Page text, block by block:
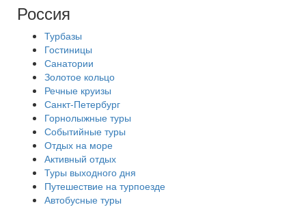
Россия
Турбазы
Гостиницы
Санатории
Золотое кольцо
Речные круизы
Санкт-Петербург
Горнолыжные туры
Событийные туры
Отдых на море
Активный отдых
Туры выходного дня
Путешествие на турпоезде
Автобусные туры